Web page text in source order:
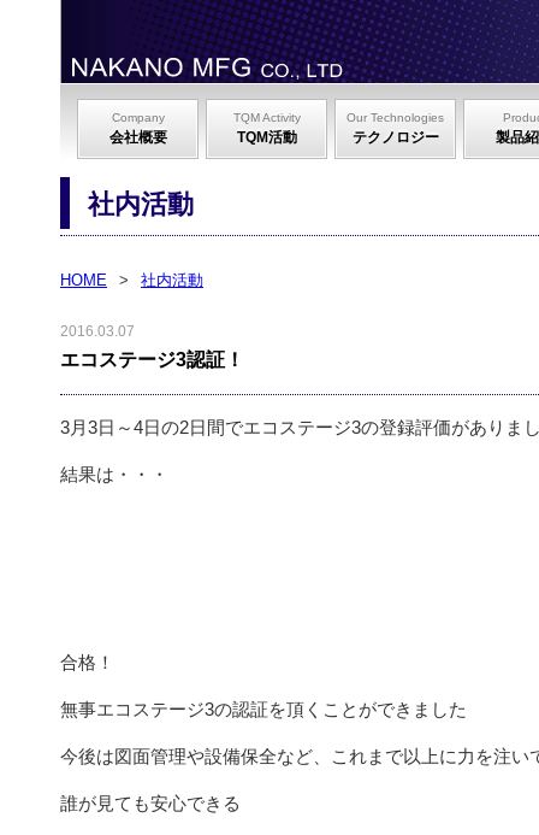
Company
会社概要
TQM Activity
TQM活動
Our Technologies
テクノロジー 製品
社内活動
HOME > 社内活動
2016.03.07
エコステージ3認証！
3月3日～4日の2日間でエコステージ3の登録評価がありま
結果は・・・
合格！
無事エコステージ3の認証を頂くことができました
今後は図面管理や設備保全など、これまで以上に力を注い
誰が見ても安心できる